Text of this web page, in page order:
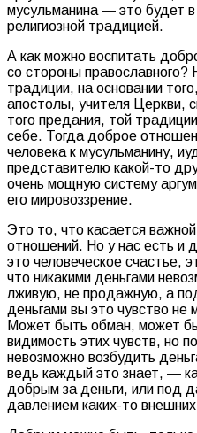
мусульманина — это будет в
религиозной традицией.
А как можно воспитать
со стороны православного?
традиции, на основании
апостолы, учителя Церкви,
того предания, той
себе. Тогда доброе
человека к мусульманину,
представителю какой-то
очень мощную систему
его мировоззрение.
Это то, что касается
отношений. Но у нас есть и
это человеческое счастье,
что никакими деньгами
лживую, не продажную, а
деньгами вы это чувство не
Может быть обман, может
видимость этих чувств, но
невозможно возбудить
ведь каждый это знает, —
добрым за деньги, или под
давлением каких-то